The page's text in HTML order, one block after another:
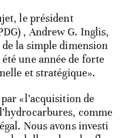
le président
, Andrew G. Inglis,
la simple dimension
une année de forte
et stratégique».
«l’acquisition de
comme
Nous avons investi